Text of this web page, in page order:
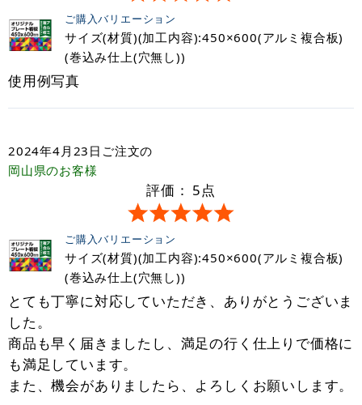
ご購入バリエーション
サイズ(材質)(加工内容):450×600(アルミ複合板)
(巻込み仕上(穴無し))
使用例写真
2024年4月23日 ご注文の
岡山県のお客様
評価： 5点
ご購入バリエーション
サイズ(材質)(加工内容):450×600(アルミ複合板)
(巻込み仕上(穴無し))
とても丁寧に対応していただき、ありがとうございま
した。
商品も早く届きましたし、満足の行く仕上りで価格に
も満足しています。
また、機会がありましたら、よろしくお願いします。